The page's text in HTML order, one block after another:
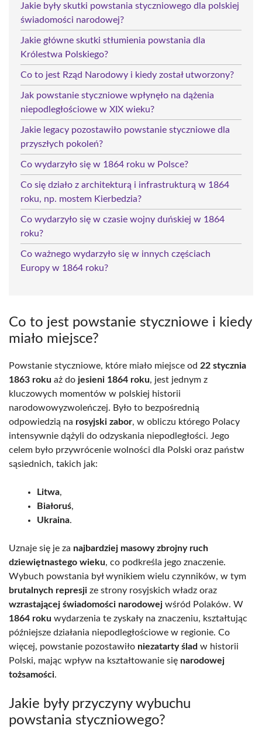
Jakie były skutki powstania styczniowego dla polskiej
świadomości narodowej?
Jakie główne skutki stłumienia powstania dla
Królestwa Polskiego?
Co to jest Rząd Narodowy i kiedy został utworzony?
Jak powstanie styczniowe wpłynęło na dążenia
niepodległościowe w XIX wieku?
Jakie legacy pozostawiło powstanie styczniowe dla
przyszłych pokoleń?
Co wydarzyło się w 1864 roku w Polsce?
Co się działo z architekturą i infrastrukturą w 1864
roku, np. mostem Kierbedzia?
Co wydarzyło się w czasie wojny duńskiej w 1864
roku?
Co ważnego wydarzyło się w innych częściach
Europy w 1864 roku?
Co to jest powstanie styczniowe i kiedy
miało miejsce?
Powstanie styczniowe, które miało miejsce od 22 stycznia
1863 roku aż do jesieni 1864 roku, jest jednym z
kluczowych momentów w polskiej historii
narodowowyzwoleńczej. Było to bezpośrednią
odpowiedzią na rosyjski zabor, w obliczu którego Polacy
intensywnie dążyli do odzyskania niepodległości. Jego
celem było przywrócenie wolności dla Polski oraz państw
sąsiednich, takich jak:
Litwa,
Białoruś,
Ukraina.
Uznaje się je za najbardziej masowy zbrojny ruch
dziewiętnastego wieku, co podkreśla jego znaczenie.
Wybuch powstania był wynikiem wielu czynników, w tym
brutalnych represji ze strony rosyjskich władz oraz
wzrastającej świadomości narodowej wśród Polaków. W
1864 roku wydarzenia te zyskały na znaczeniu, kształtując
późniejsze działania niepodległościowe w regionie. Co
więcej, powstanie pozostawiło niezatarty ślad w historii
Polski, mając wpływ na kształtowanie się narodowej
tożsamości.
Jakie były przyczyny wybuchu
powstania styczniowego?